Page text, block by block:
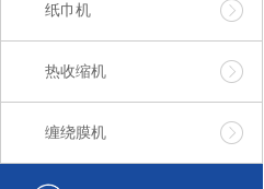
纸巾机
热收缩机
缠绕膜机